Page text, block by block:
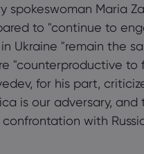
spokeswoman Maria
to "continue to
Ukraine "remain the
"counterproductive to
for his part,
is our adversary,
with